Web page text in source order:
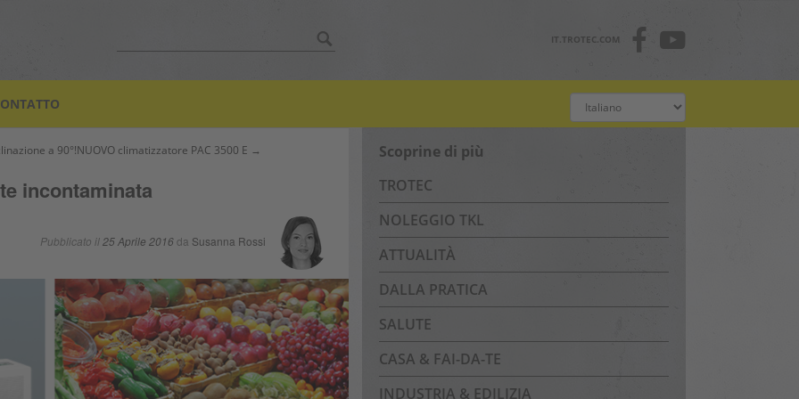
IT.TROTEC.COM
a 90°!NUOVO climatizzatore PAC 3500 E →
incontaminata
Pubblicato il25 Aprile 2016da Susanna Rossi
Scoprine di più
TROTEC
NOLEGGIO TKL
ATTUALITÀ
DALLA PRATICA
SALUTE
CASA & FAI-DA-TE
INDUSTRIA & EDILIZIA